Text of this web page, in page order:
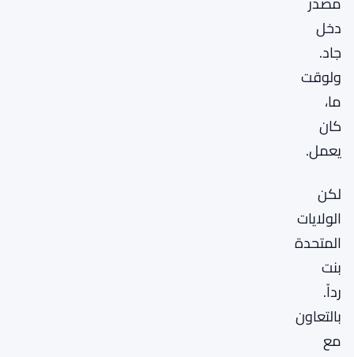
دخل
جاد.
ولوقت
ما،
كان
يعمل.
لكن
الولايات
المتحدة
بنت
رداً.
بالتعاون
مع